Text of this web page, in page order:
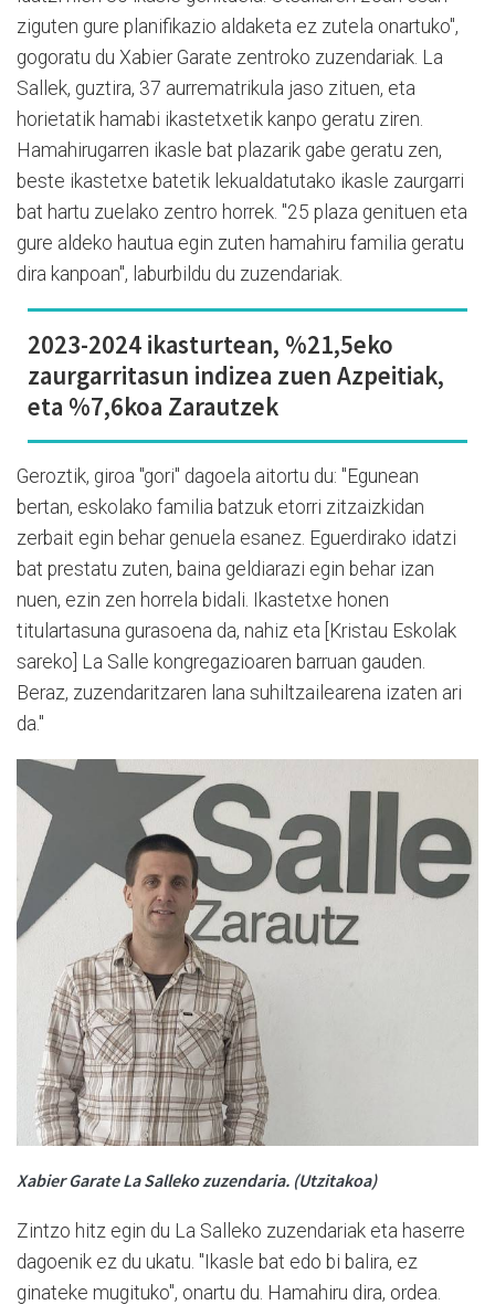
ziguten gure planifikazio aldaketa ez zutela onartuko",
gogoratu du Xabier Garate zentroko zuzendariak. La
Sallek, guztira, 37 aurrematrikula jaso zituen, eta
horietatik hamabi ikastetxetik kanpo geratu ziren.
Hamahirugarren ikasle bat plazarik gabe geratu zen,
beste ikastetxe batetik lekualdatutako ikasle zaurgarri
bat hartu zuelako zentro horrek. "25 plaza genituen eta
gure aldeko hautua egin zuten hamahiru familia geratu
dira kanpoan", laburbildu du zuzendariak.
2023-2024 ikasturtean, %21,5eko
zaurgarritasun indizea zuen Azpeitiak,
eta %7,6koa Zarautzek
Geroztik, giroa "gori" dagoela aitortu du: "Egunean
bertan, eskolako familia batzuk etorri zitzaizkidan
zerbait egin behar genuela esanez. Eguerdirako idatzi
bat prestatu zuten, baina geldiarazi egin behar izan
nuen, ezin zen horrela bidali. Ikastetxe honen
titulartasuna gurasoena da, nahiz eta [Kristau Eskolak
sareko] La Salle kongregazioaren barruan gauden.
Beraz, zuzendaritzaren lana suhiltzailearena izaten ari
da."
Xabier Garate La Salleko zuzendaria. (Utzitakoa)
Zintzo hitz egin du La Salleko zuzendariak eta haserre
dagoenik ez du ukatu. "Ikasle bat edo bi balira, ez
ginateke mugituko", onartu du. Hamahiru dira, ordea.